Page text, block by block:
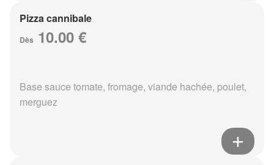
Pizza cannibale
Dès 10.00 €
Base sauce tomate, fromage, viande hachée, poulet,
merguez